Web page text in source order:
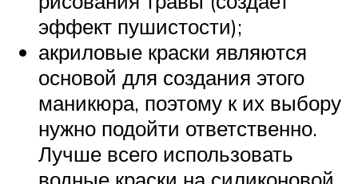
эффект пушистости);
акриловые краски являются
основой для создания этого
маникюра, поэтому к их выбору
нужно подойти ответственно.
Лучше всего использовать